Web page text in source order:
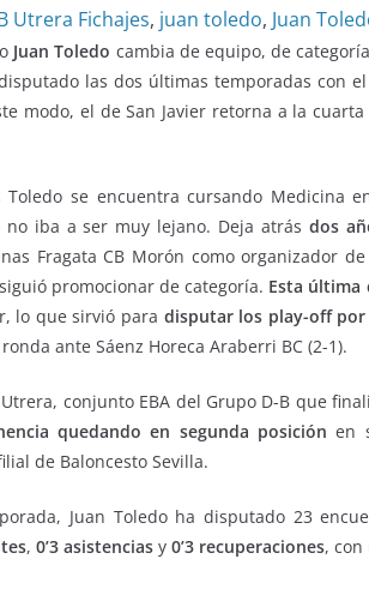
Utrera Fichajes, juan toledo, Juan
Juan Toledo cambia de equipo, de
las dos últimas temporadas con
modo, el de San Javier retorna a la
Toledo se encuentra cursando Medicina
no iba a ser muy lejano. Deja atrás dos
Fragata CB Morón como organizador
promocionar de categoría. Esta última
lo que sirvió para disputar los play-off por
ante Sáenz Horeca Araberri BC (2-1).
conjunto EBA del Grupo D-B que
quedando en segunda posición en
de Baloncesto Sevilla.
Juan Toledo ha disputado 23
, 0’3 asistencias y 0’3 recuperaciones, con